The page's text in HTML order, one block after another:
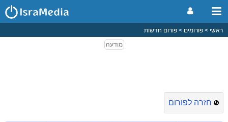
ראשי פורומים פורום חדשות
חזרה לפורום